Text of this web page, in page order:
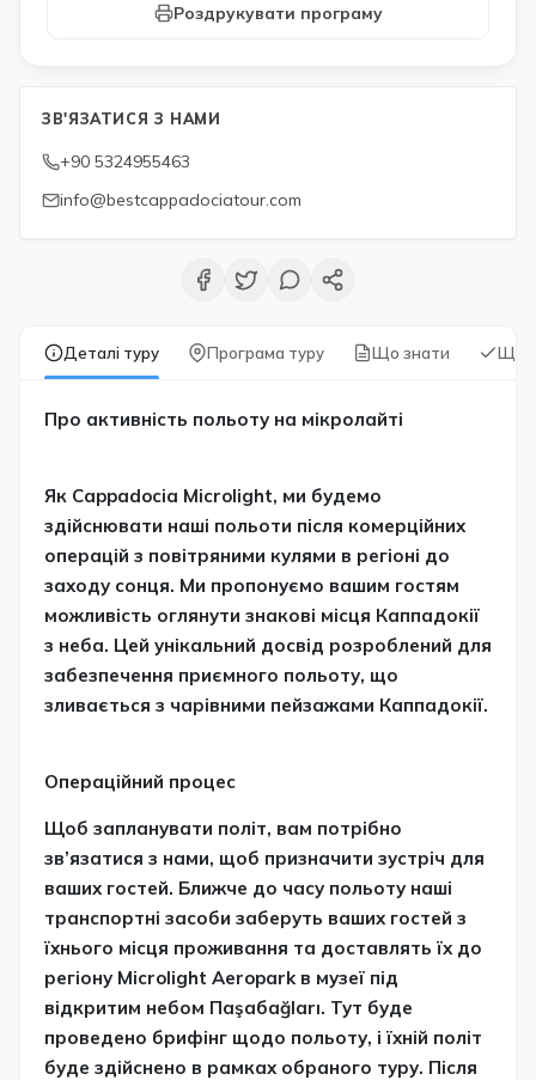
Деталі туру Програма туру Що знати Що
Про активність польоту на мікролайті
Як Cappadocia Microlight, ми будемо
здійснювати наші польоти після комерційних
операцій з повітряними кулями в регіоні до
заходу сонця. Ми пропонуємо вашим гостям
можливість оглянути знакові місця Каппадокії
з неба. Цей унікальний досвід розроблений для
забезпечення приємного польоту, що
зливається з чарівними пейзажами Каппадокії.
Операційний процес
Щоб запланувати політ, вам потрібно
зв’язатися з нами, щоб призначити зустріч для
ваших гостей. Ближче до часу польоту наші
транспортні засоби заберуть ваших гостей з
їхнього місця проживання та доставлять їх до
регіону Microlight Aeropark в музеї під
відкритим небом Паşабаğları. Тут буде
проведено брифінг щодо польоту, і їхній політ
буде здійснено в рамках обраного туру. Після
Роздрукувати програму
ЗВ'ЯЗАТИСЯ З НАМИ
+90 5324955463
info@bestcappadociatour.com